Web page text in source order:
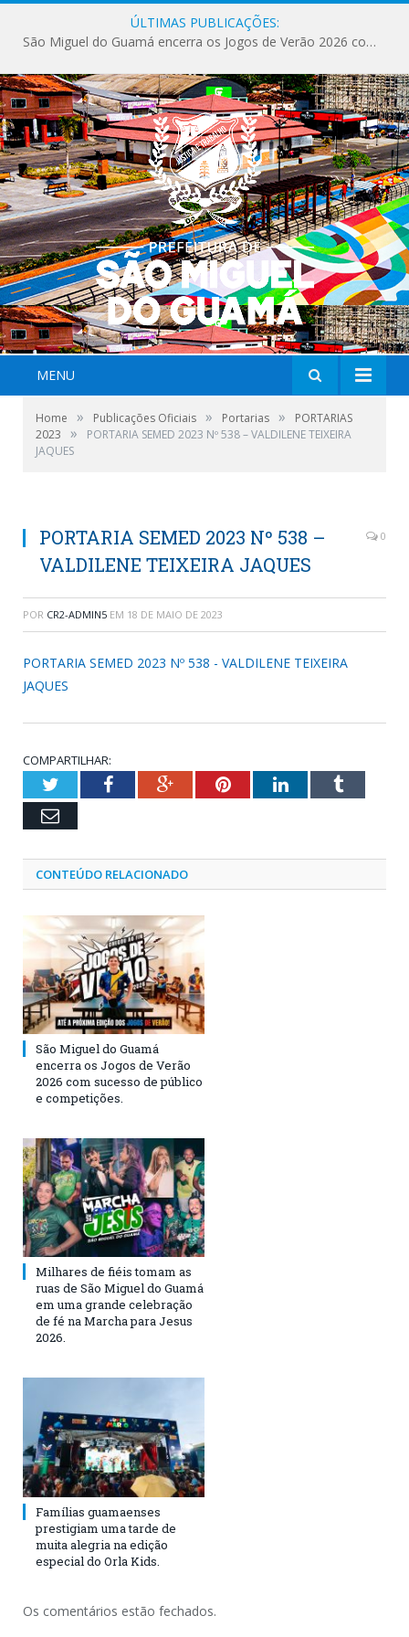
ÚLTIMAS PUBLICAÇÕES:
São Miguel do Guamá encerra os Jogos de Verão 2026 com sucesso de público e competições.
MENU
Home » Publicações Oficiais » Portarias »
PORTARIAS
2023
»
PORTARIA SEMED 2023 Nº 538 – VALDILENE TEIXEIRA
JAQUES
PORTARIA SEMED 2023 Nº 538 –
VALDILENE TEIXEIRA JAQUES
0
POR CR2-ADMIN5 EM 18 DE MAIO DE 2023
PORTARIA SEMED 2023 Nº 538 - VALDILENE TEIXEIRA
JAQUES
COMPARTILHAR:
TwitterFacebookGoogle+PinterestLinkedInTumblr
Email
CONTEÚDO RELACIONADO
São Miguel do Guamá
encerra os Jogos de Verão
2026 com sucesso de público
e competições.
Milhares de fiéis tomam as
ruas de São Miguel do Guamá
em uma grande celebração
de fé na Marcha para Jesus
2026.
Famílias guamaenses
prestigiam uma tarde de
muita alegria na edição
especial do Orla Kids.
Os comentários estão fechados.